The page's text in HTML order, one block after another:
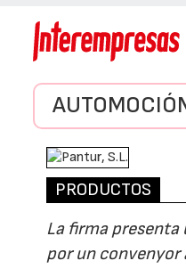
PRODUCTOS
La firma
por un